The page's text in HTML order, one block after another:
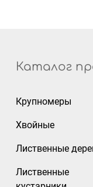
Каталог
Крупномеры
Хвойные
Лиственные
Лиственные